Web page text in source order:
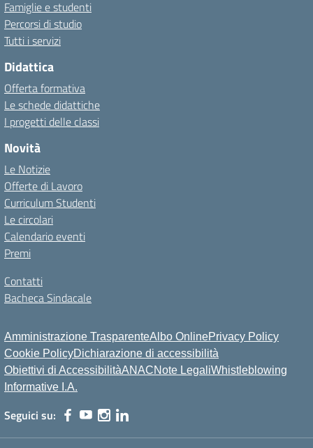
Famiglie e studenti
Percorsi di studio
Tutti i servizi
Didattica
Offerta formativa
Le schede didattiche
I progetti delle classi
Novità
Le Notizie
Offerte di Lavoro
Curriculum Studenti
Le circolari
Calendario eventi
Premi
Contatti
Bacheca Sindacale
Amministrazione TrasparenteAlbo OnlinePrivacy Policy
Cookie PolicyDichiarazione di accessibilità
Obiettivi di AccessibilitàANACNote LegaliWhistleblowing
Informative I.A.
Seguici su: